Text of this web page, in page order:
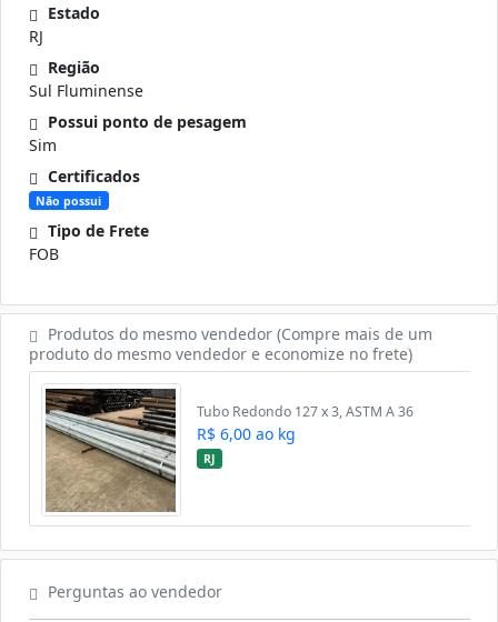
Estado
RJ
Região
Sul Fluminense
Possui ponto de pesagem
Sim
Certificados
Não possui
Tipo de Frete
FOB
Produtos do mesmo vendedor (Compre mais de um
produto do mesmo vendedor e economize no frete)
Tubo Redondo 127 x 3, ASTM A 36
R$ 6,00 ao kg
RJ
Perguntas ao vendedor
perguntas...